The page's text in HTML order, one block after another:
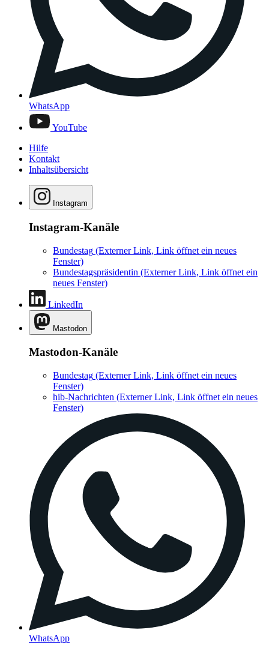
WhatsApp
YouTube
Hilfe
Kontakt
Inhaltsübersicht
Instagram
Instagram-Kanäle
Bundestag (Externer Link, Link öffnet ein neues
Fenster)
Bundestagspräsidentin (Externer Link, Link öffnet ein
neues Fenster)
LinkedIn
Mastodon
Mastodon-Kanäle
Bundestag (Externer Link, Link öffnet ein neues
Fenster)
hib-Nachrichten (Externer Link, Link öffnet ein neues
Fenster)
WhatsApp